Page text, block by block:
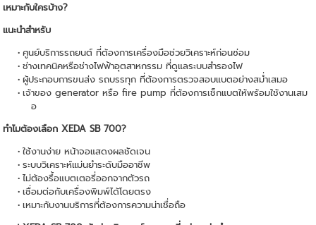
เหมาะกับใครบ้าง?
แนะนำสำหรับ
ศูนย์บริการรถยนต์ ที่ต้องการเครื่องมือช่วยวิเคราะห์ก่อนซ่อม
ช่างเทคนิคหรือช่างไฟฟ้าอุตสาหกรรม ที่ดูแลระบบสำรองไฟ
ผู้ประกอบการขนส่ง รถบรรทุก ที่ต้องการตรวจสอบแบตอย่างสม่ำเสมอ
เจ้าของ generator หรือ fire pump ที่ต้องการเช็กแบตให้พร้อมใช้งานเสม
อ
ทำไมต้องเลือก XEDA SB 700?
ใช้งานง่าย หน้าจอแสดงผลชัดเจน
ระบบวิเคราะห์แม่นยำระดับมืออาชีพ
ไม่ต้องรื้อแบตเตอรี่ออกจากตัวรถ
เชื่อมต่อกับเครื่องพิมพ์ได้โดยตรง
เหมาะกับงานบริการที่ต้องการความน่าเชื่อถือ